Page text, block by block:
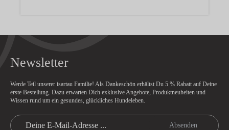
Newsletter
Werde Teil unserer isartau Familie! Als Dankeschön erhältst Du 5 % Rabatt auf Deine
erste Bestellung. Dazu erwarten Dich exklusive Angebote, Produktneuheiten und
Wissen rund um ein gesundes, glückliches Hundeleben.
Absenden